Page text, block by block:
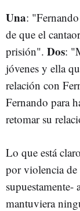
Una:
de que el
prisión". Dos:
jóvenes y ella
relación con
Fernando para
retomar su
Lo que está
por violencia
supuestamente-
mantuviera